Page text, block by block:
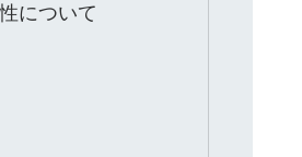
について